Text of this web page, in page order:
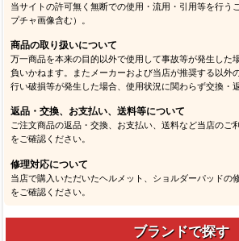
当サイトの許可無く無断での使用・流用・引用等を行う
プチャ画像含む）。
商品の取り扱いについて
万一商品を本来の目的以外で使用して事故等が発生した
負いかねます。またメーカーおよび当店が推奨する以外
行い破損等が発生した場合、使用状況に関わらず交換・
返品・交換、お支払い、送料等について
ご注文商品の返品・交換、お支払い、送料など当店のご
をご確認ください。
修理対応について
当店で購入いただいたヘルメット、ショルダーパッドの
をご確認ください。
ブランドで探す